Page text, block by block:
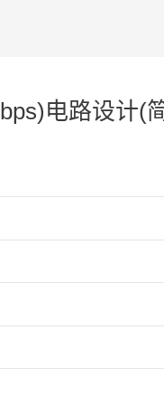
电路设计(